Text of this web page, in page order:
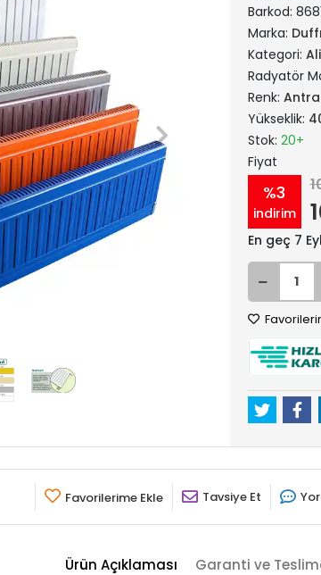
Barkod:
Marka:
Kategori:
Radyatör
Renk:
Yükseklik:
Stok: 20+
Fiyat
%3
indirim
En geç 7
Favorilerime Ekle Tavsiye Et
Ürün Açıklaması Garanti ve